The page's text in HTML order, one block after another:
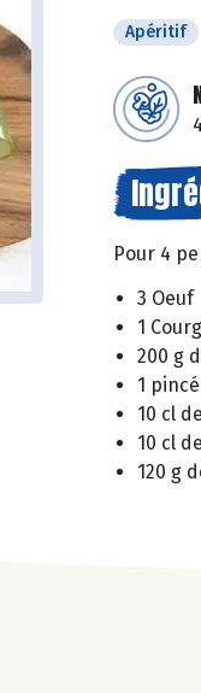
Apéritif
Pour 4
3 Oeuf
1
200 g
1
10 cl
10 cl
120 g